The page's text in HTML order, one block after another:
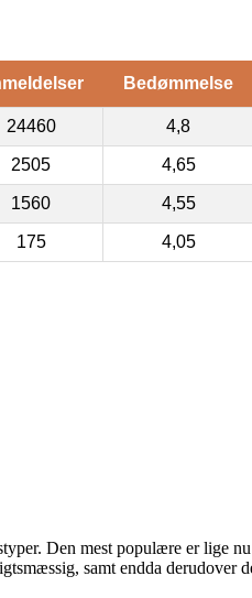
Bedømmelse
24460 4,8
2505 4,65
1560 4,55
175 4,05
Den mest populære er lige
samt endda derudover